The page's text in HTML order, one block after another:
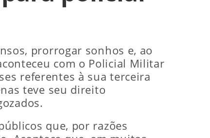
prorrogar sonhos e, ao
com o Policial Militar
referentes à sua terceira
teve seu direito
que, por razões